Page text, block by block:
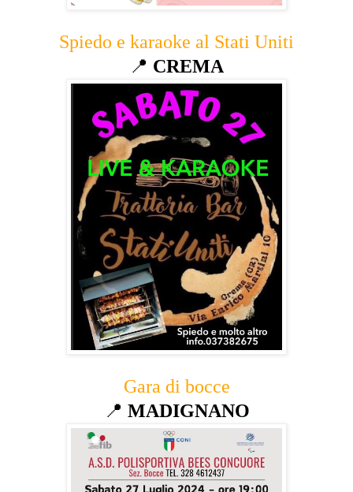
Spiedo e karaoke al Stati Uniti
📍 CREMA
Gara di bocce
📍 MADIGNANO